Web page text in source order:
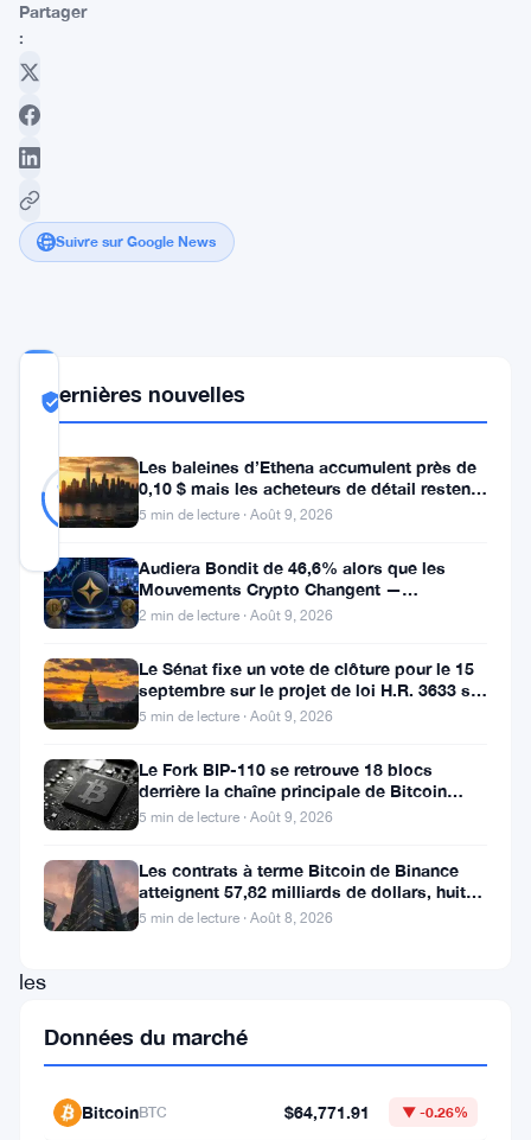
Partager
:
Suivre sur Google News
TRUST
SCORE
Probablement Réel
77 %
RÉEL
Probablement
Réel
26
votes
Shiba
SHIB)
trouve
dans
une
position
difficile.
les
reprise
Dernières nouvelles
Les baleines d’Ethena accumulent près de
0,10 $ mais les acheteurs de détail restent
à l’écart
5 min de lecture · Août 9, 2026
Audiera Bondit de 46,6% alors que les
Mouvements Crypto Changent —
Mouvements Quotidiens 9 Août
2 min de lecture · Août 9, 2026
Le Sénat fixe un vote de clôture pour le 15
septembre sur le projet de loi H.R. 3633 sur
le marché des cryptos
5 min de lecture · Août 9, 2026
Le Fork BIP-110 se retrouve 18 blocs
derrière la chaîne principale de Bitcoin
après la scission des Roughnecks
5 min de lecture · Août 9, 2026
Les contrats à terme Bitcoin de Binance
atteignent 57,82 milliards de dollars, huit
fois le volume du marché
5 min de lecture · Août 8, 2026
Données du marché
BitcoinBTC $64,771.91 ▼ -0.26%